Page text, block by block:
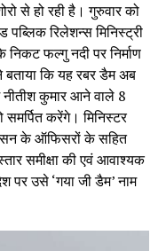
से हो रही है। गुरुवार को
पब्लिक रिलेशन्स मिनिस्ट्री
निकट फल्गु नदी पर निर्माण
कि यह रबर डैम अब
कुमार आने वाले 8
करेंगे। मिनिस्टर
के ऑफिसरों के सहित
समीक्षा की एवं आवाश्यक
उसे ‘गया जी डैम’ नाम